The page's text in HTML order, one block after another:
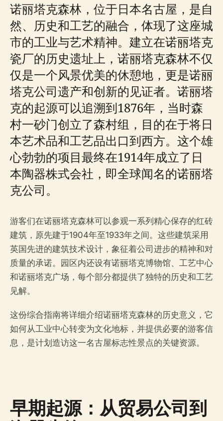
诺丽塔克森林，位于日本名古屋，是自
然、历史和工艺的融合，体现了这座城
市的工业与艺术精神。建立在诺丽塔克
瓷厂的历史遗址上，诺丽塔克森林不仅
仅是一个风景优美的休憩地，更是诺丽
塔克公司遗产和创新的见证者。诺丽塔
克的起源可以追溯到1876年，当时森
村一砂门创立了森村组，目的在于将日
本艺术品和工艺品出口到西方。这个雄
心勃勃的项目最终在1914年成立了日
本陶器株式会社，即全球闻名的诺丽塔
克公司。
游客们在诺丽塔克森林可以参观一系列精心保存的红砖
建筑，原先建于1904年至1933年之间。这些建筑采用
英国先进的建筑技术设计，象征着公司进步的精神和对
质量的承诺。园区内还设有诺丽塔克博物馆、工艺中心
和诺丽塔克广场，每个部分都提供了独特的历史和工艺
见解。
这份综合指南将详细介绍诺丽塔克森林的历史意义，它
如何从工业中心转变为文化地标，并提供必要的游客信
息，是计划造访这一名古屋标志性景点的关键资源。
早期起源：从贸易公司到